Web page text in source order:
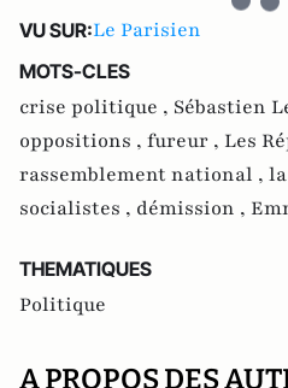
VU SUR:Le Parisien
MOTS-CLES
crise politique , Sébastien
oppositions , fureur , Les
rassemblement national ,
socialistes , démission ,
THEMATIQUES
Politique
A PROPOS DES